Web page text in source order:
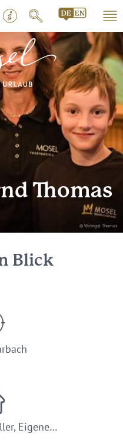
© Weingut Thomas
Thomas
Blick
Eigene…